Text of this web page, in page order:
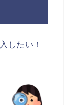
したい！